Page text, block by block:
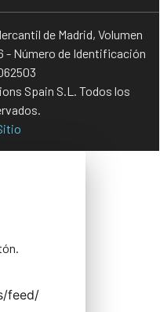
de Madrid, Volumen
- Número de Identificación
Spain S.L. Todos los